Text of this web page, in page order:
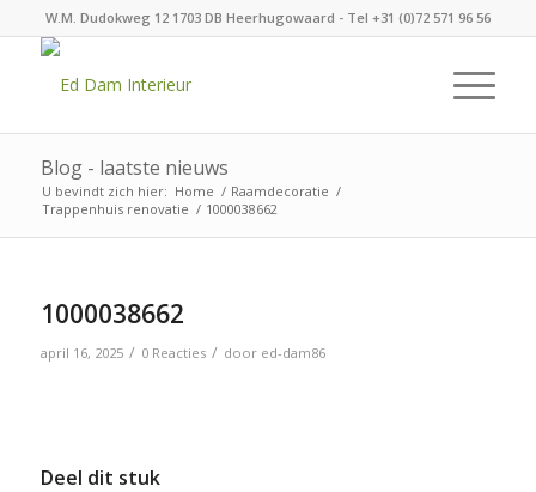
W.M. Dudokweg 12 1703 DB Heerhugowaard - Tel +31 (0)72 571 96 56
Blog - laatste nieuws
U bevindt zich hier: Home / Raamdecoratie /
Trappenhuis renovatie / 1000038662
1000038662
april 16, 2025 / 0 Reacties / door ed-dam86
Deel dit stuk